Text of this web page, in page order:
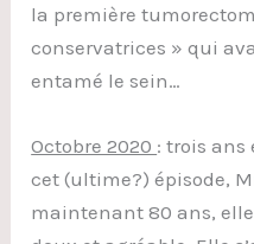
la première
conservatrices » qui
entamé le sein…
Octobre 2020 : trois ans
cet (ultime?) épisode,
maintenant 80 ans,